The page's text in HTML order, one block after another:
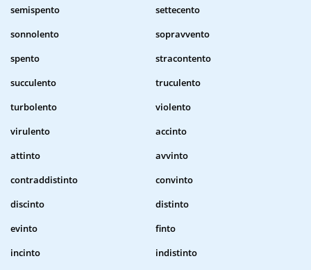
semispento
settecento
sonnolento
sopravvento
spento
stracontento
succulento
truculento
turbolento
violento
virulento
accinto
attinto
avvinto
contraddistinto
convinto
discinto
distinto
evinto
finto
incinto
indistinto